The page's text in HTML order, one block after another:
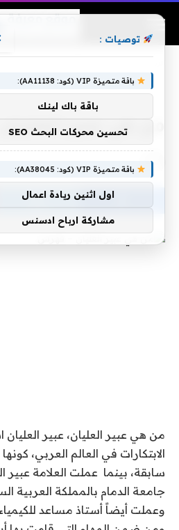
من هي عبير
من هي عبير العليان، عبير
الابتكارات في العالم العربي،
سابقة، بينما عملت العلامة
توصيات :
باقة متميزة VIP (كود: AA11138):
باقة باك لينك
تحسين محركات البحث SEO
باقة متميزة VIP (كود: AA38045):
اول اثنين ريادة اعمال
مشاركة ارباح ادسنس